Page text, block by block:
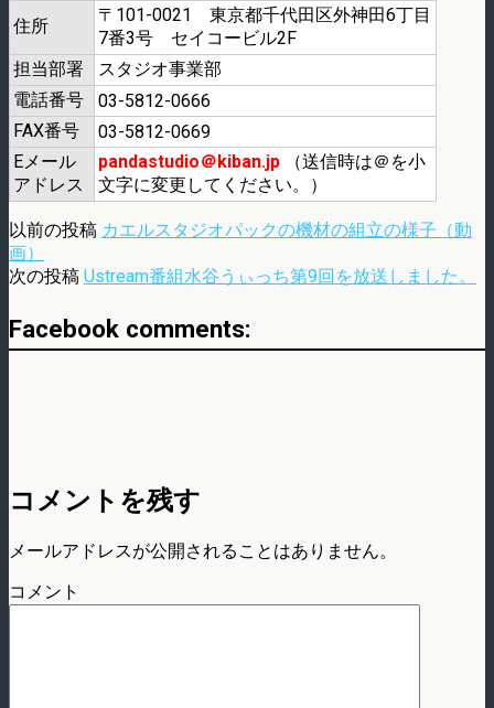
住所
〒101-0021 東京都千代田区外神田6丁目
7番3号 セイコービル2F
担当部署
スタジオ事業部
電話番号
03-5812-0666
FAX番号
03-5812-0669
Eメール
アドレス
pandastudio＠kiban.jp
（送信時は＠を小
文字に変更してください。）
以前の投稿 カエルスタジオパックの機材の組立の様子（動
画）
次の投稿 Ustream番組水谷うぃっち第9回を放送しました。
Facebook comments:
コメントを残す
メールアドレスが公開されることはありません。
コメント